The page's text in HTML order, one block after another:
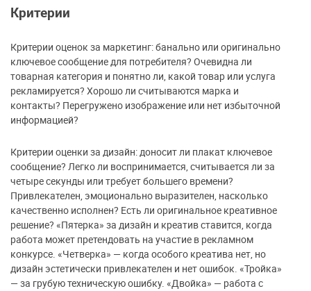
Критерии
Критерии оценок за маркетинг: банально или оригинально
ключевое сообщение для потребителя? Очевидна ли
товарная категория и понятно ли, какой товар или услуга
рекламируется? Хорошо ли считываются марка и
контакты? Перегружено изображение или нет избыточной
информацией?
Критерии оценки за дизайн: доносит ли плакат ключевое
сообщение? Легко ли воспринимается, считывается ли за
четыре секунды или требует большего времени?
Привлекателен, эмоционально выразителен, насколько
качественно исполнен? Есть ли оригинальное креативное
решение? «Пятерка» за дизайн и креатив ставится, когда
работа может претендовать на участие в рекламном
конкурсе. «Четверка» — когда особого креатива нет, но
дизайн эстетически привлекателен и нет ошибок. «Тройка»
— за грубую техническую ошибку. «Двойка» — работа с